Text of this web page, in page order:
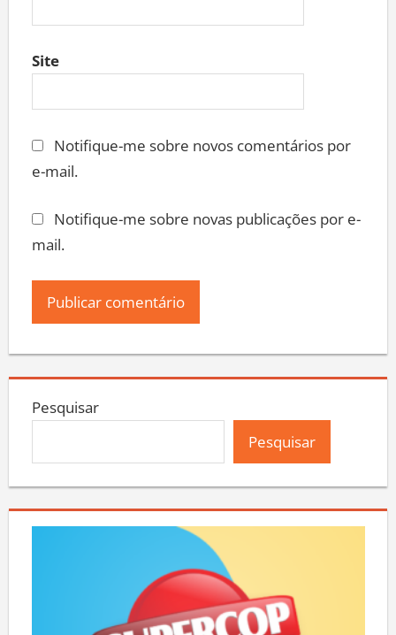
Site
Notifique-me sobre novos comentários por
e-mail.
Notifique-me sobre novas publicações por e-
mail.
Pesquisar
Pesquisar